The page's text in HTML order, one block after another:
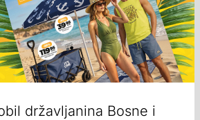
državljanina Bosne i